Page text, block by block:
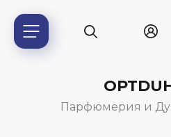
Парфюмерия и